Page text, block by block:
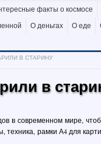
факты о космосе
О деньгах О еде
В СТАРИНУ
в
в современном мире,
техника, рамки А4 для